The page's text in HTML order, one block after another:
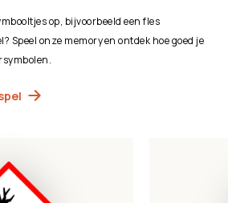
op, bijvoorbeeld een fles
Speel onze memory en ontdek hoe goed je